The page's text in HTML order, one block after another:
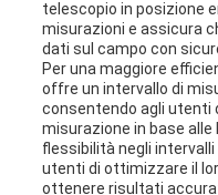
telescopio in posizione
misurazioni e assicura
dati sul campo con
Per una maggiore
offre un intervallo di
consentendo agli utenti
misurazione in base
flessibilità negli
utenti di ottimizzare il
ottenere risultati